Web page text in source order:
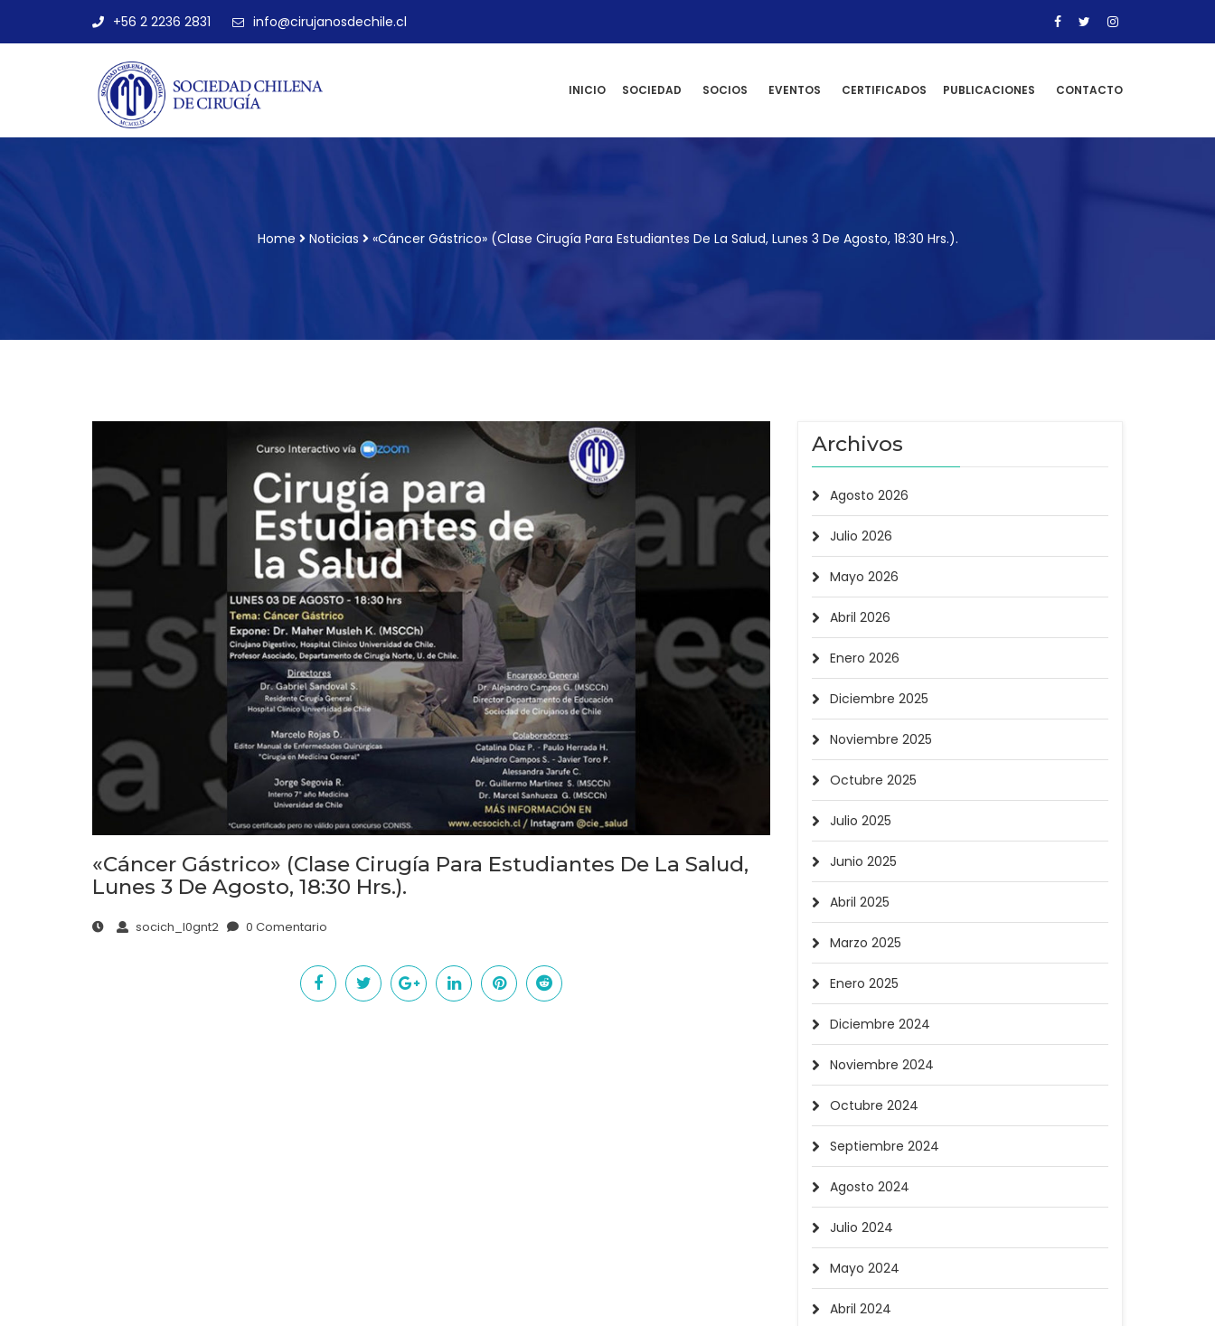
+56 2 2236 2831 info@cirujanosdechile.cl
INICIO SOCIEDAD SOCIOS EVENTOS CERTIFICADOS PUBLICACIONES CONTACTO
Home Noticias «Cáncer Gástrico» (Clase Cirugía Para Estudiantes De La Salud, Lunes 3 De Agosto, 18:30 Hrs.).
«Cáncer Gástrico» (Clase Cirugía Para Estudiantes De La Salud,
Lunes 3 De Agosto, 18:30 Hrs.).
socich_l0gnt2 0 Comentario
Archivos
Agosto 2026
Julio 2026
Mayo 2026
Abril 2026
Enero 2026
Diciembre 2025
Noviembre 2025
Octubre 2025
Julio 2025
Junio 2025
Abril 2025
Marzo 2025
Enero 2025
Diciembre 2024
Noviembre 2024
Octubre 2024
Septiembre 2024
Agosto 2024
Julio 2024
Mayo 2024
Abril 2024